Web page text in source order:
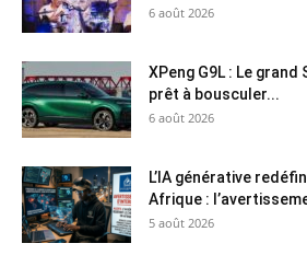
6 août 2026
XPeng G9L : Le
prêt à bousculer...
6 août 2026
L’IA générative
Afrique :
5 août 2026